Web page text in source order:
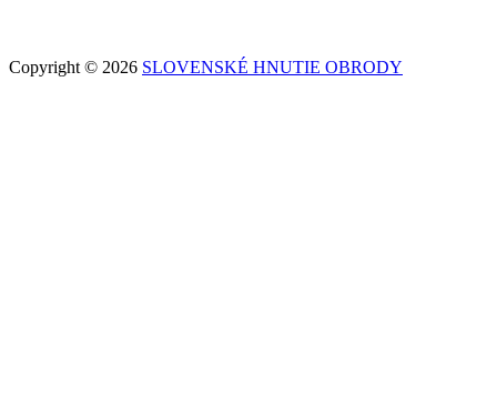
Copyright © 2026 SLOVENSKÉ HNUTIE OBRODY